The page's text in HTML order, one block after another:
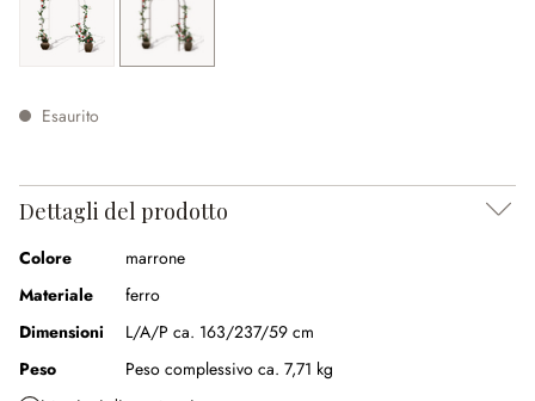
bianco antico marrone
(Quest'opzione non è al momento disponibile.)
Esaurito
Dettagli del prodotto
Colore
marrone
Materiale
ferro
Dimensioni
L/A/P ca. 163/237/59 cm
Peso
Peso complessivo ca. 7,71 kg